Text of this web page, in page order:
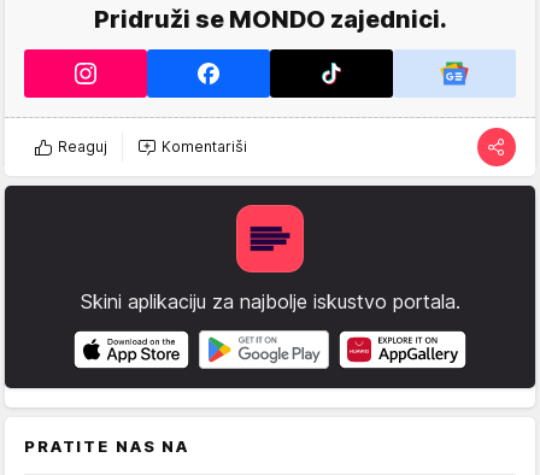
Pridruži se MONDO zajednici.
Reaguj Komentariši
Skini aplikaciju za najbolje iskustvo portala.
PRATITE NAS NA